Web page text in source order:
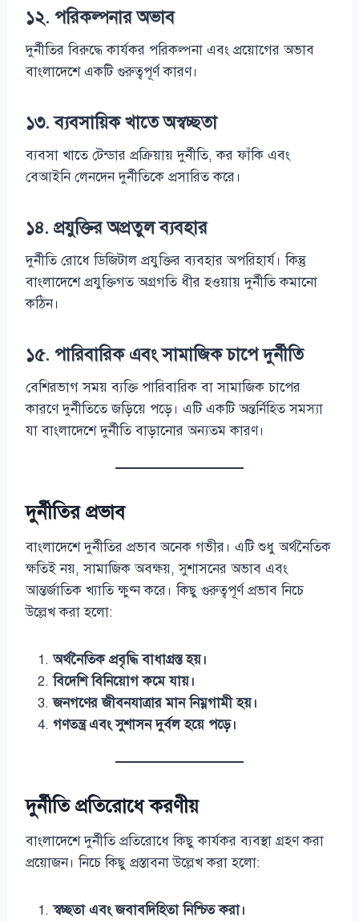
১২. পরিকল্পনার অভাব
দুর্নীতির বিরুদ্ধে কার্যকর পরিকল্পনা এবং প্রয়োগের অভাব
বাংলাদেশে একটি গুরুত্বপূর্ণ কারণ।
১৩.ব্যবসায়িক খাতে অস্বচ্ছতা
ব্যবসা খাতে টেন্ডার প্রক্রিয়ায় দুর্নীতি, কর ফাঁকি এবং
বেআইনি লেনদেন দুর্নীতিকে প্রসারিত করে।
১৪. প্রযুক্তির অপ্রতুল ব্যবহার
দুর্নীতি রোধে ডিজিটাল প্রযুক্তির ব্যবহার অপরিহার্য। কিন্তু
বাংলাদেশে প্রযুক্তিগত অগ্রগতি ধীর হওয়ায় দুর্নীতি কমানো
কঠিন।
১৫. পারিবারিক এবং সামাজিক চাপে দুর্নীতি
বেশিরভাগ সময় ব্যক্তি পারিবারিক বা সামাজিক চাপের
কারণে দুর্নীতিতে জড়িয়ে পড়ে। এটি একটি অন্তর্নিহিত সমস্যা
যা বাংলাদেশে দুর্নীতি বাড়ানোর অন্যতম কারণ।
দুর্নীতির প্রভাব
বাংলাদেশে দুর্নীতির প্রভাব অনেক গভীর। এটি শুধু অর্থনৈতিক
ক্ষতিই নয়, সামাজিক অবক্ষয়, সুশাসনের অভাব এবং
আন্তর্জাতিক খ্যাতি ক্ষুণ্ন করে। কিছু গুরুত্বপূর্ণ প্রভাব নিচে
উল্লেখ করা হলো:
অর্থনৈতিক প্রবৃদ্ধি বাধাগ্রস্ত হয়।
বিদেশি বিনিয়োগ কমে যায়।
জনগণের জীবনযাত্রার মান নিম্নগামী হয়।
গণতন্ত্র এবং সুশাসন দুর্বল হয়ে পড়ে।
দুর্নীতি প্রতিরোধে করণীয়
বাংলাদেশে দুর্নীতি প্রতিরোধে কিছু কার্যকর ব্যবস্থা গ্রহণ করা
প্রয়োজন। নিচে কিছু প্রস্তাবনা উল্লেখ করা হলো:
স্বচ্ছতা এবং জবাবদিহিতা নিশ্চিত করা।